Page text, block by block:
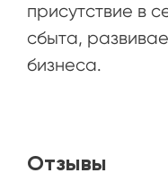
присутствие в
сбыта,
бизнеса.
Отзывы